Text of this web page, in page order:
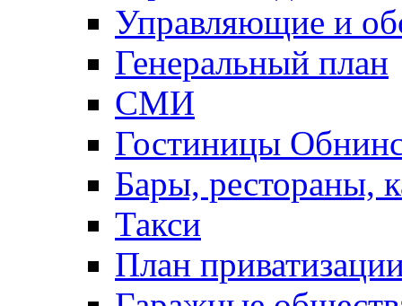
Управляющие и
Генеральный план
СМИ
Гостиницы
Бары, рестораны,
Такси
План